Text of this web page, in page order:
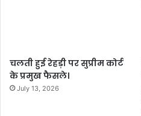
चलती हुई रेहड़ी पर सुप्रीम कोर्ट
के प्रमुख फैसले।
July 13, 2026